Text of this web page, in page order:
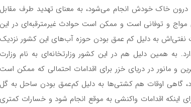
درون خاک خودش انجام می‌شود، به معنای تهدید طرف مقابل
و توفانی است و ممکن است حوادث غیرمترقبه‌ای در این
به دلیل کم عمق بودن حوزه آب‌های این کشور نزدیک
به همین دلیل هم در این کشور وزارتخانه‌ای به نام وزارت
و مانور در دریای خزر برای اقدامات احتمالی که ممکن است
گاهی اوقات هم کشتی‌ها به دلیل کم‌عمق بودن ساحل به گل
اینکه اقدامات واکنشی به موقع انجام شود و خسارات کمتری